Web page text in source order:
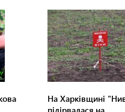
На Харківщині